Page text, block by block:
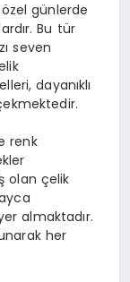
günlerde
Bu tür
seven
dayanıklı
renk
olan çelik
almaktadır.
her